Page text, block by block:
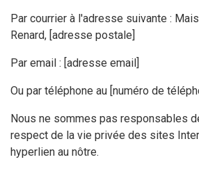
Par courrier à l'adresse suivante :
Renard, [adresse postale]
Par email : [adresse email]
Ou par téléphone au [numéro de
Nous ne sommes pas responsables
respect de la vie privée des sites
hyperlien au nôtre.